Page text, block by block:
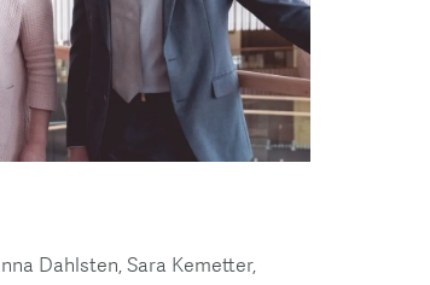
Dahlsten, Sara Kemetter,